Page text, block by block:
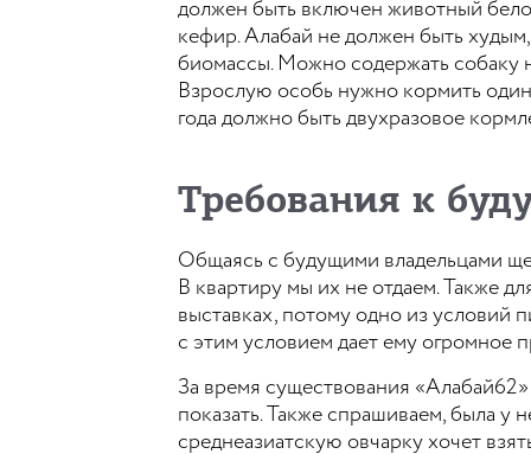
должен быть включен животный
кефир. Алабай не должен быть
биомассы. Можно содержать собаку
Взрослую особь нужно кормить
года должно быть двухразовое
Требования к
Общаясь с будущими владельцами
В квартиру мы их не отдаем. Также
выставках, потому одно из условий
с этим условием дает ему огромное
За время существования
показать. Также спрашиваем, была у
среднеазиатскую овчарку хочет